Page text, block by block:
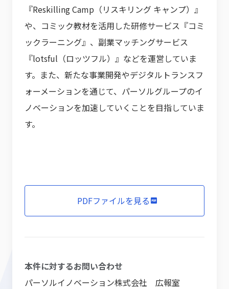
『Reskilling Camp（リスキリング キャンプ）』
や、コミック教材を活用した研修サービス『コミ
ックラーニング』、副業マッチングサービス
『lotsful（ロッツフル）』などを運営していま
す。また、新たな事業開発やデジタルトランスフ
ォーメーションを通じて、パーソルグループのイ
ノベーションを加速していくことを目指していま
す。
PDFファイルを見る
本件に対するお問い合わせ
パーソルイノベーション株式会社 広報室